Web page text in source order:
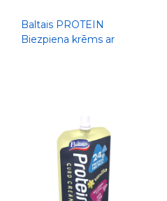
Baltais PROTEIN
Biezpiena krēms ar